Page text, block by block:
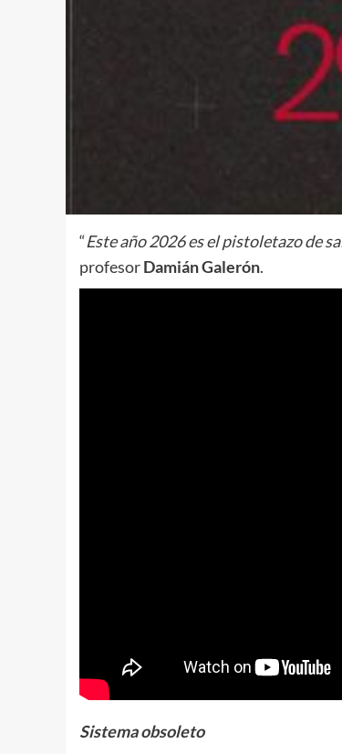
“Este año 2026 es el pistoletazo de
profesorDamián Galerón.
Sistema obsoleto